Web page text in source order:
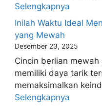
Selengkapnya
Inilah Waktu Ideal
yang Mewah
Desember 23, 2025
Cincin berlian
memiliki daya tarik
memaksimalkan
Selengkapnya